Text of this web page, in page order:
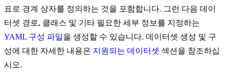
표로 경계 상자를 정의하는 것을 포함합니다. 그런 다음 데이
터셋 경로, 클래스 및 기타 필요한 세부 정보를 지정하는
YAML 구성 파일을 생성할 수 있습니다. 데이터셋 생성 및 구
성에 대한 자세한 내용은 지원되는 데이터셋 섹션을 참조하십
시오.